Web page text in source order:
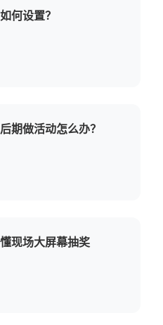
何设置？
期做活动怎么办？
现场大屏幕抽奖